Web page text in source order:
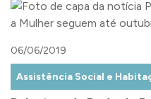
06/06/2019
Assistência Social e